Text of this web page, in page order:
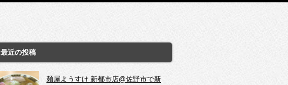
最近の投稿
麺屋ようすけ 新都市店@佐野市で新